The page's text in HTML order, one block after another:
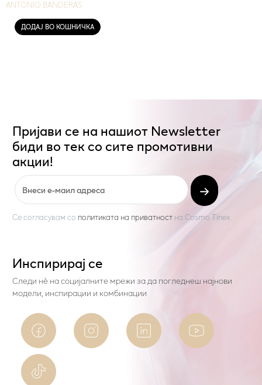
ANTONIO BANDERAS
ДОДАЈ ВО КОШНИЧКА
Пријави се на нашиот Newsletter
биди во тек со сите промотивни
акции!
Се согласувам со политиката на приватност на Cosmo Tinex
Инспирирај се
Следи нѐ на социјалните мрежи за да погледнеш најнови
модели, инспирации и комбинации